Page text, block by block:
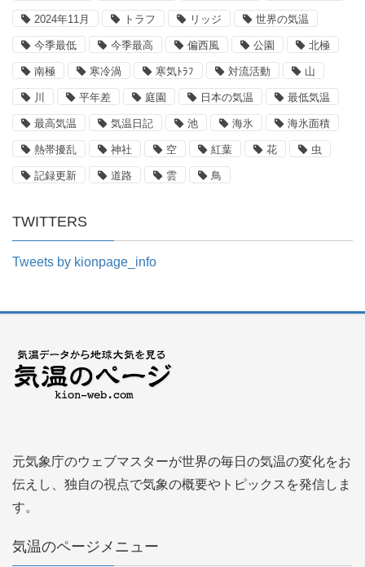
2024年11月 トラフ リッジ 世界の気温
今季最低 今季最高 偏西風 公園 北極
南極 寒冷渦 寒気ﾄﾗﾌ 対流活動 山
川 平年差 庭園 日本の気温 最低気温
最高気温 気温日記 池 海氷 海氷面積
熱帯擾乱 神社 空 紅葉 花 虫
記録更新 道路 雲 鳥
TWITTERS
Tweets by kionpage_info
元気象庁のウェブマスターが世界の毎日の気温の変化をお
伝えし、独自の視点で気象の概要やトピックスを発信しま
す。
気温のページメニュー